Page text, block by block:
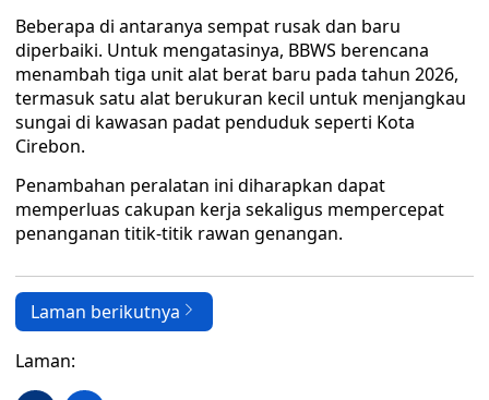
Beberapa di antaranya sempat rusak dan baru
diperbaiki. Untuk mengatasinya, BBWS berencana
menambah tiga unit alat berat baru pada tahun 2026,
termasuk satu alat berukuran kecil untuk menjangkau
sungai di kawasan padat penduduk seperti Kota
Cirebon.
Penambahan peralatan ini diharapkan dapat
memperluas cakupan kerja sekaligus mempercepat
penanganan titik-titik rawan genangan.
Laman berikutnya
Laman: